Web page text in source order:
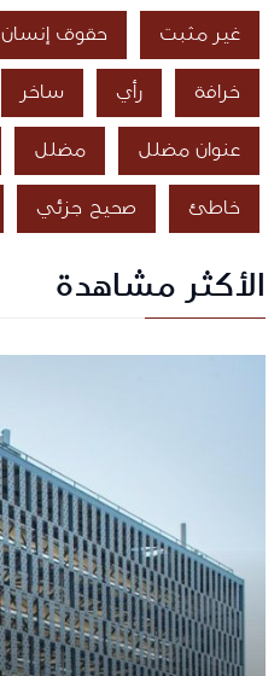
غير مثبت حقوق إنسان
خرافة رأي ساخر
عنوان مضلل مضلل
خاطئ صحيح جزئي
الأكثر مشاهدة